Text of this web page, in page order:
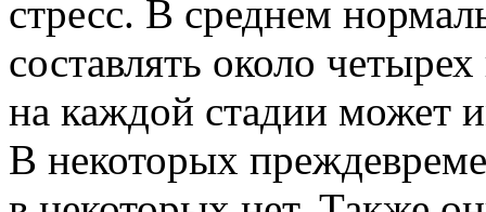
стресс. В среднем
составлять около
на каждой стадии может
В некоторых